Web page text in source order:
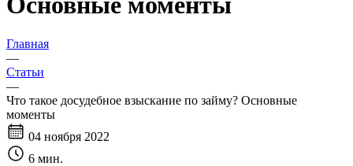
Главная
—
Статьи
—
Что такое досудебное взыскание по займу? Основные
моменты
04 ноября 2022
6 мин.